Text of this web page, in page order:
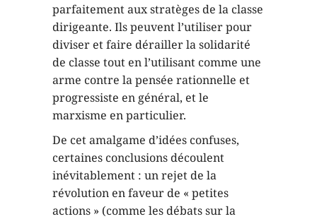
parfaitement aux stratèges de la classe
dirigeante. Ils peuvent l’utiliser pour
diviser et faire dérailler la solidarité
de classe tout en l’utilisant comme une
arme contre la pensée rationnelle et
progressiste en général, et le
marxisme en particulier.
De cet amalgame d’idées confuses,
certaines conclusions découlent
inévitablement : un rejet de la
révolution en faveur de « petites
actions » (comme les débats sur la